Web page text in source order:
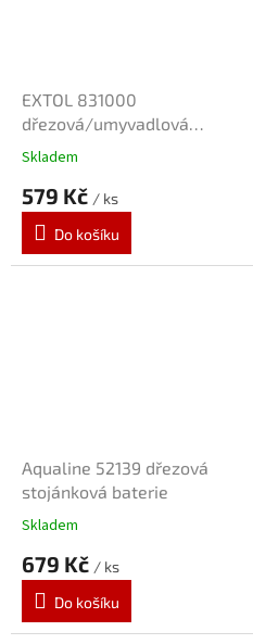
EXTOL 831000
dřezová/umyvadlová
baterie satén
Skladem
579 Kč / ks
Do košíku
Aqualine 52139 dřezová
stojánková baterie
Skladem
679 Kč / ks
Do košíku